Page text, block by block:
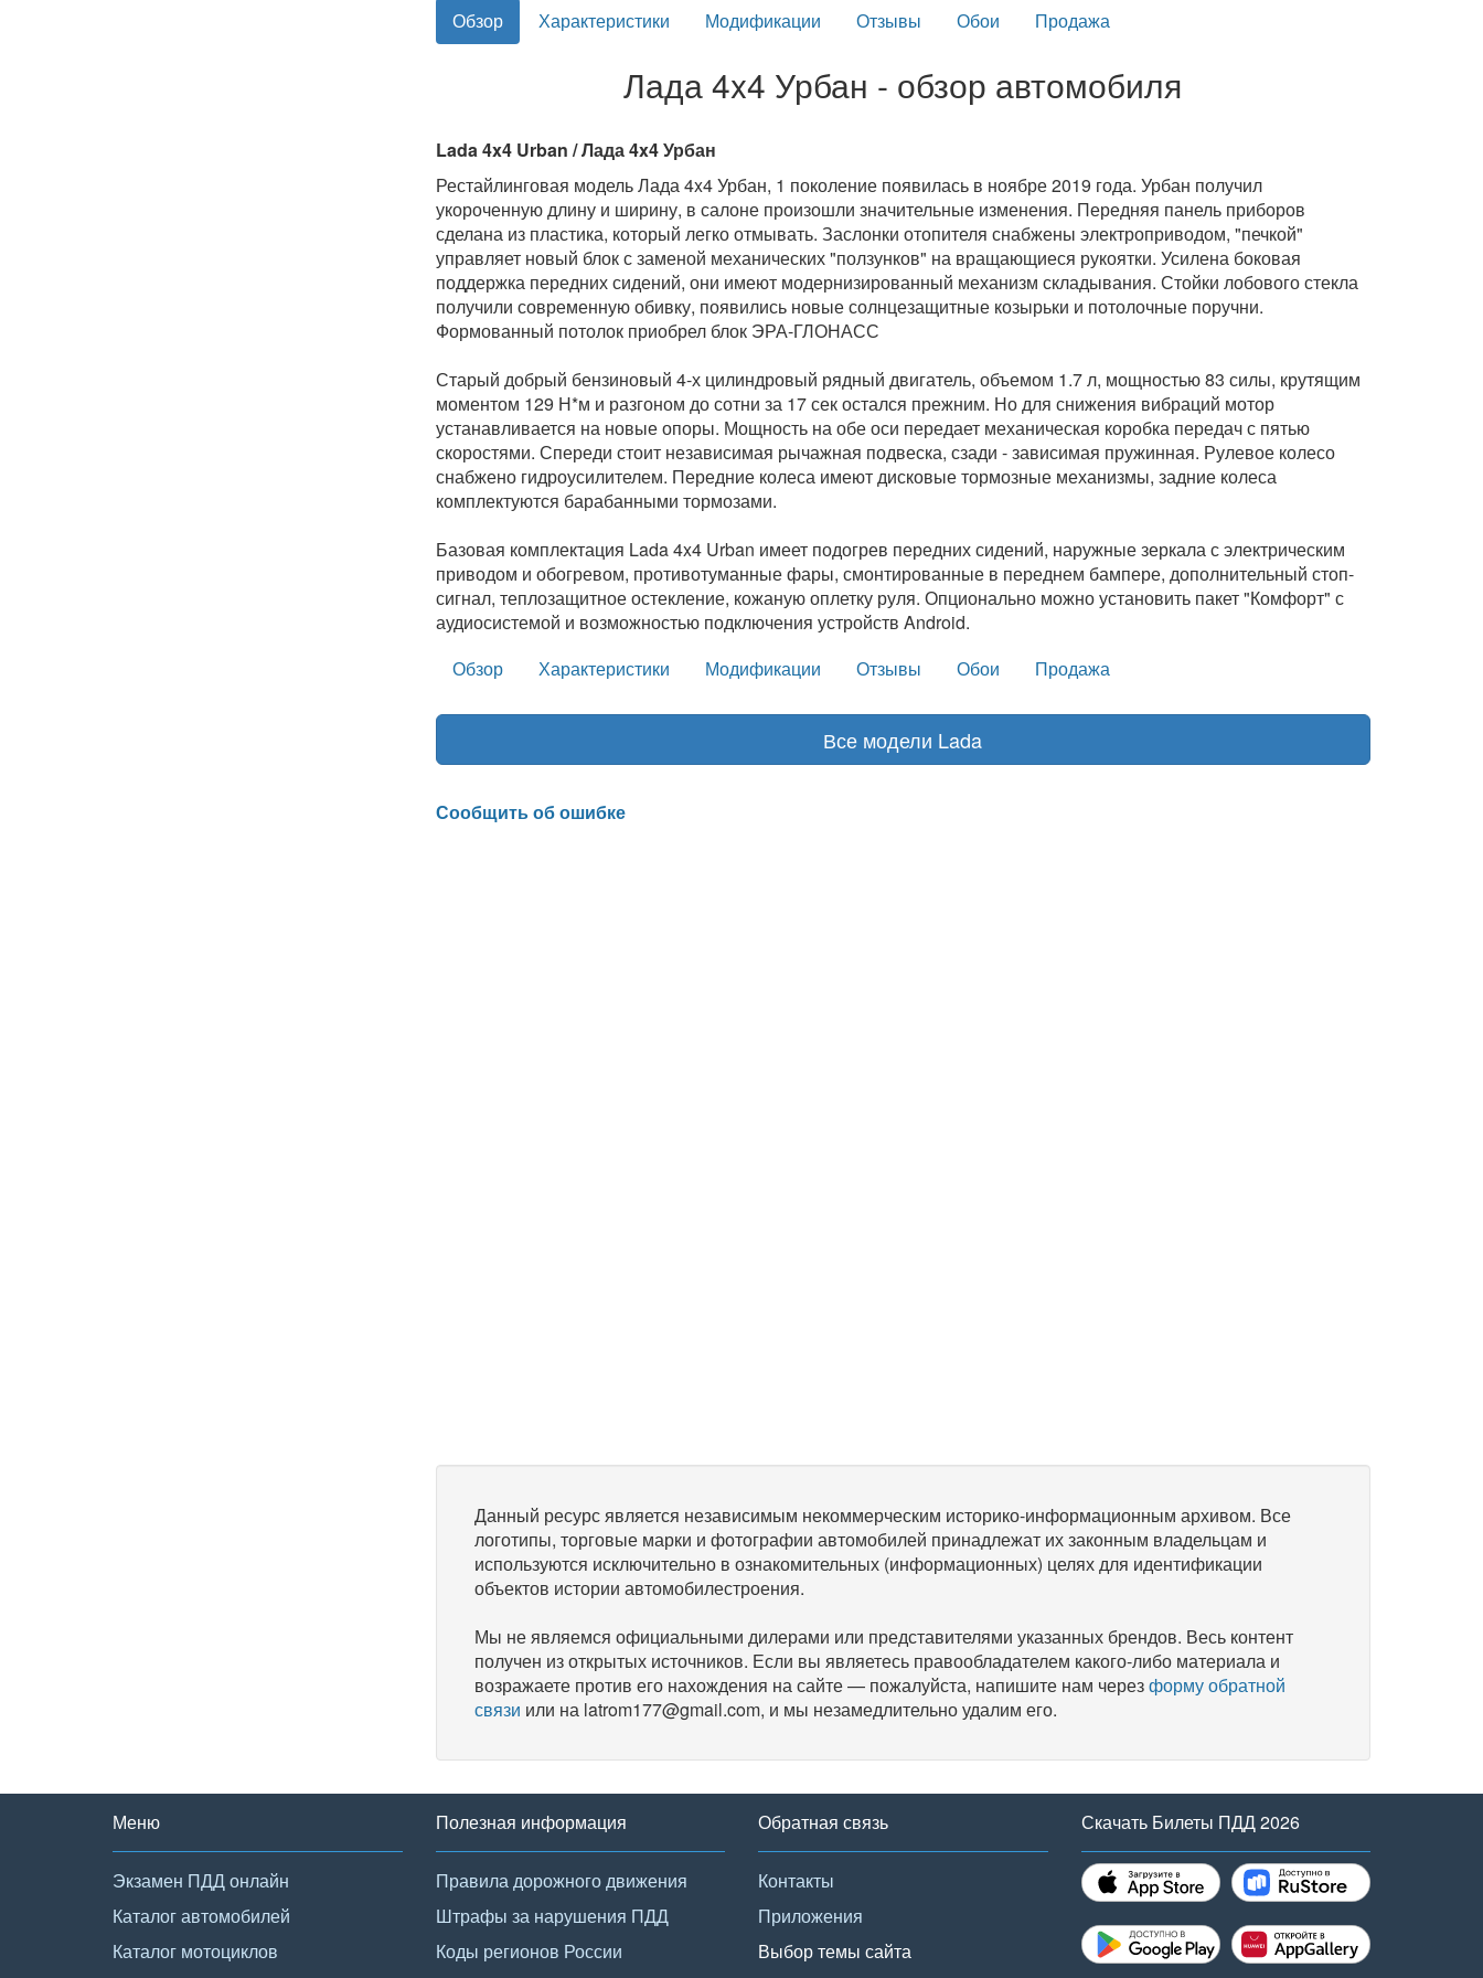
Обзор Характеристики Модификации Отзывы Обои Продажа
Лада 4x4 Урбан - обзор автомобиля
Lada 4x4 Urban / Лада 4x4 Урбан
Рестайлинговая модель Лада 4x4 Урбан, 1 поколение появилась в ноябре 2019 года. Урбан получил
укороченную длину и ширину, в салоне произошли значительные изменения. Передняя панель приборов
сделана из пластика, который легко отмывать. Заслонки отопителя снабжены электроприводом, "печкой"
управляет новый блок с заменой механических "ползунков" на вращающиеся рукоятки. Усилена боковая
поддержка передних сидений, они имеют модернизированный механизм складывания. Стойки лобового стекла
получили современную обивку, появились новые солнцезащитные козырьки и потолочные поручни.
Формованный потолок приобрел блок ЭРА-ГЛОНАСС
Старый добрый бензиновый 4-х цилиндровый рядный двигатель, объемом 1.7 л, мощностью 83 силы, крутящим
моментом 129 Н*м и разгоном до сотни за 17 сек остался прежним. Но для снижения вибраций мотор
устанавливается на новые опоры. Мощность на обе оси передает механическая коробка передач с пятью
скоростями. Спереди стоит независимая рычажная подвеска, сзади - зависимая пружинная. Рулевое колесо
снабжено гидроусилителем. Передние колеса имеют дисковые тормозные механизмы, задние колеса
комплектуются барабанными тормозами.
Базовая комплектация Lada 4x4 Urban имеет подогрев передних сидений, наружные зеркала с электрическим
приводом и обогревом, противотуманные фары, смонтированные в переднем бампере, дополнительный стоп-
сигнал, теплозащитное остекление, кожаную оплетку руля. Опционально можно установить пакет "Комфорт" с
аудиосистемой и возможностью подключения устройств Android.
Обзор
Характеристики Модификации Отзывы Обои Продажа
Все модели Lada
Сообщить об ошибке
Данный ресурс является независимым некоммерческим историко-информационным архивом. Все
логотипы, торговые марки и фотографии автомобилей принадлежат их законным владельцам и
используются исключительно в ознакомительных (информационных) целях для идентификации
объектов истории автомобилестроения.
Мы не являемся официальными дилерами или представителями указанных брендов. Весь контент
получен из открытых источников. Если вы являетесь правообладателем какого-либо материала и
возражаете против его нахождения на сайте — пожалуйста, напишите нам черезформу обратной
связи или на latrom177@gmail.com, и мы незамедлительно удалим его.
Меню
Экзамен ПДД онлайн
Каталог автомобилей
Каталог мотоциклов
Полезная информация
Правила дорожного движения
Штрафы за нарушения ПДД
Коды регионов России
Обратная связь
Контакты
Приложения
Выбор темы сайта
Скачать Билеты ПДД 2026